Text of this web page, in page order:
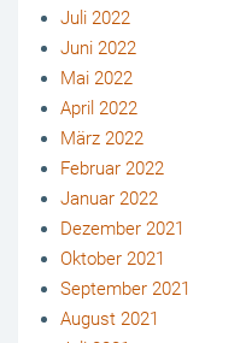
Juli 2022
Juni 2022
Mai 2022
April 2022
März 2022
Februar 2022
Januar 2022
Dezember 2021
Oktober 2021
September 2021
August 2021